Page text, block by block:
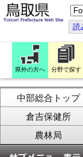
こ
の
ペ
ー
ジ
翻
訳
す
る
読
県外の方へ 分野で探す
中部総合トップ
倉吉保健所
農林局